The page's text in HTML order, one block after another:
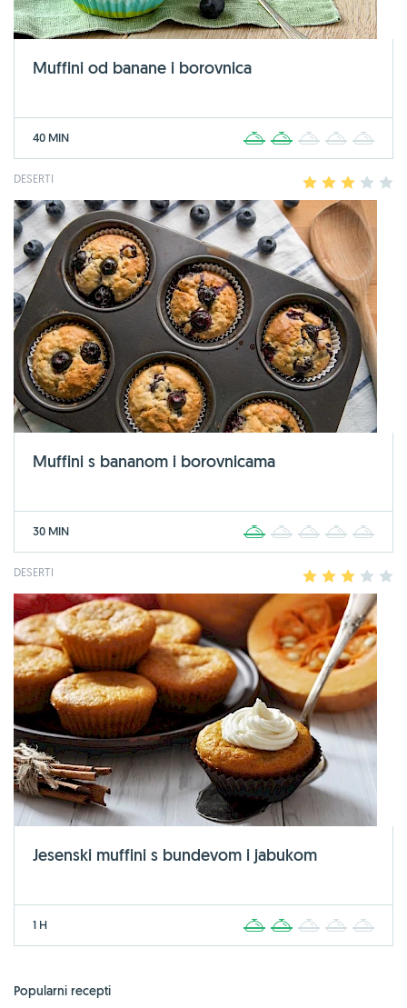
Muffini od banane i borovnica
40 MIN 2 3 4
DESERTI 2 3 4
Muffini s bananom i borovnicama
30 MIN 2 3 4
DESERTI 2 3 4
Jesenski muffini s bundevom i jabukom
1 H 2 3 4
Popularni recepti